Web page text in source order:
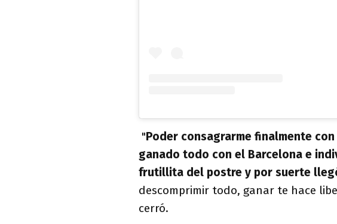
"Poder consagrarme finalmente
ganado todo con el Barcelona e
frutillita del postre y por suerte
descomprimir todo, ganar te hace
cerró.